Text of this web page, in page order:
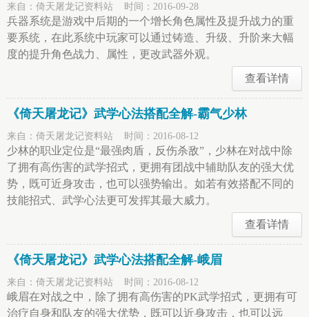
来自：倚天屠龙记资料站 时间：2016-09-28
兵器系统是游戏中后期的一个增长角色属性及提升战力的重
要系统，在此系统中玩家可以通过铸造、升级、升阶来大幅
度的提升角色战力、属性，更改武器外观。
查看详情
《倚天屠龙记》武学心法搭配全解-霸气少林
来自：倚天屠龙记资料站 时间：2016-08-12
少林的职业定位是“最强肉盾，反伤杀敌”，少林在对战中除
了拥有高伤害的武学招式，更拥有团战中辅助队友的强大优
势，既可近身攻击，也可以强势输出。如若有效搭配不同的
技能招式、武学心法更可发挥其最大威力。
查看详情
《倚天屠龙记》武学心法搭配全解-峨眉
来自：倚天屠龙记资料站 时间：2016-08-12
峨眉在对战之中，除了拥有高伤害的PK武学招式，更拥有可
治疗自身和队友的强大优势，既可以近身攻击，也可以远